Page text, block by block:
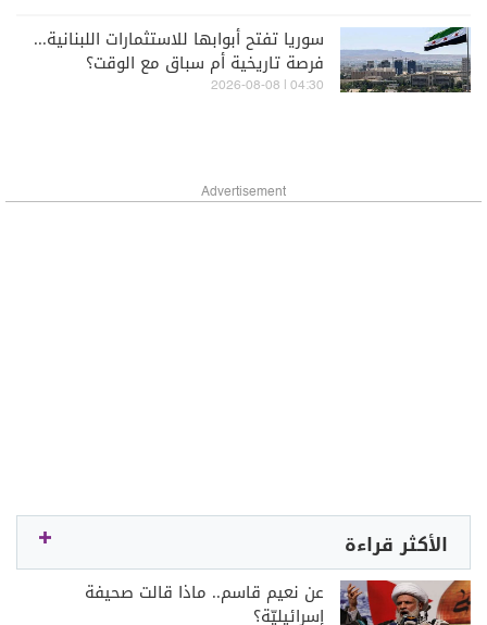
سوريا تفتح أبوابها للاستثمارات اللبنانية...
فرصة تاريخية أم سباق مع الوقت؟
04:30 | 2026-08-08
Advertisement
الأكثر قراءة
عن نعيم قاسم.. ماذا قالت صحيفة
إسرائيليّة؟